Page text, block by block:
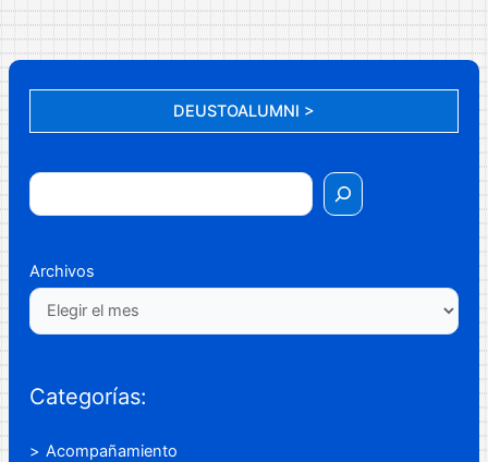
DEUSTOALUMNI >
Archivos
Categorías:
Acompañamiento